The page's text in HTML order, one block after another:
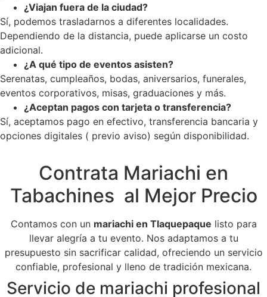
¿Viajan fuera de la ciudad?
Sí, podemos trasladarnos a diferentes localidades.
Dependiendo de la distancia, puede aplicarse un costo
adicional.
¿A qué tipo de eventos asisten?
Serenatas, cumpleaños, bodas, aniversarios, funerales,
eventos corporativos, misas, graduaciones y más.
¿Aceptan pagos con tarjeta o transferencia?
Sí, aceptamos pago en efectivo, transferencia bancaria y
opciones digitales ( previo aviso) según disponibilidad.
Contrata Mariachi en
Tabachines al Mejor Precio
Contamos con un mariachi en Tlaquepaque listo para
llevar alegría a tu evento. Nos adaptamos a tu
presupuesto sin sacrificar calidad, ofreciendo un servicio
confiable, profesional y lleno de tradición mexicana.
Servicio de mariachi profesional